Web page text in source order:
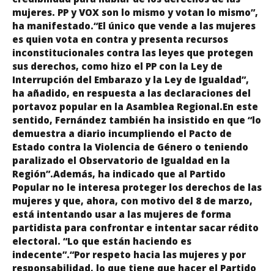
mujeres. PP y VOX son lo mismo y votan lo mismo”,
ha manifestado.“El único que vende a las mujeres
es quien vota en contra y presenta recursos
inconstitucionales contra las leyes que protegen
sus derechos, como hizo el PP con la Ley de
Interrupción del Embarazo y la Ley de Igualdad”,
ha añadido, en respuesta a las declaraciones del
portavoz popular en la Asamblea Regional.En este
sentido, Fernández también ha insistido en que “lo
demuestra a diario incumpliendo el Pacto de
Estado contra la Violencia de Género o teniendo
paralizado el Observatorio de Igualdad en la
Región”.Además, ha indicado que al Partido
Popular no le interesa proteger los derechos de las
mujeres y que, ahora, con motivo del 8 de marzo,
está intentando usar a las mujeres de forma
partidista para confrontar e intentar sacar rédito
electoral. “Lo que están haciendo es
indecente”.“Por respeto hacia las mujeres y por
responsabilidad, lo que tiene que hacer el Partido